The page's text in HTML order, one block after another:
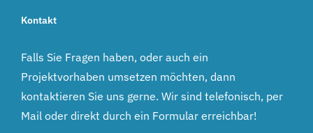
Kontakt
Falls Sie Fragen haben, oder auch ein
Projektvorhaben umsetzen möchten, dann
kontaktieren Sie uns gerne. Wir sind telefonisch, per
Mail oder direkt durch ein Formular erreichbar!